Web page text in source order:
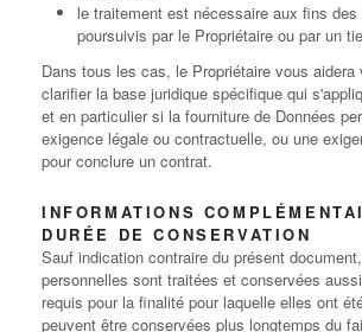
le traitement est nécessaire aux fins
poursuivis par le Propriétaire ou par un
Dans tous les cas, le Propriétaire vous aidera
clarifier la base juridique spécifique qui
et en particulier si la fourniture de Données
exigence légale ou contractuelle, ou une
pour conclure un contrat.
INFORMATIONS
DURÉE DE CONSERVATION
Sauf indication contraire du présent
personnelles sont traitées et conservées
requis pour la finalité pour laquelle elles ont
peuvent être conservées plus longtemps du